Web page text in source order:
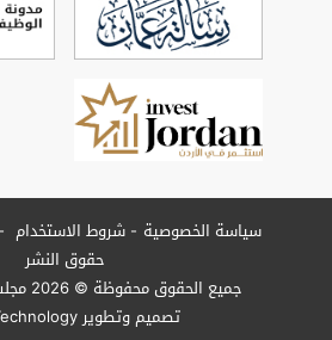
سياسة الخصوصية شروط الاستخدام
حقوق النشر
جميع الحقوق محفوظة © 2026 مجلس النواب الأردني
تصميم وتطوير